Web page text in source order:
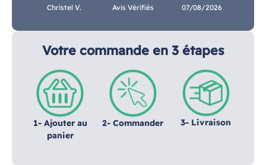
Votre commande en 3 étapes
1- Ajouter au
panier
2- Commander 3- Livraison
Christel V. Avis Vérifiés 07/08/2026